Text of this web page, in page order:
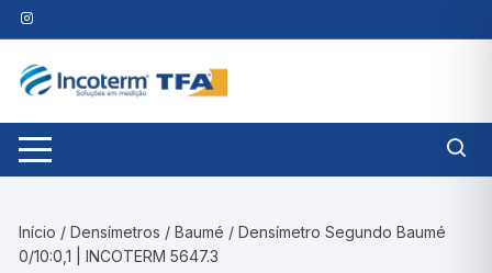
Pular
para
conteúdo
Início /Densímetros /Baumé / Densímetro Segundo Baumé
0/10:0,1 | INCOTERM 5647.3